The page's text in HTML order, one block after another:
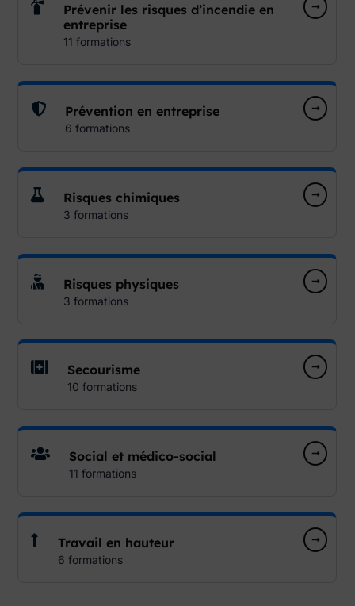
Prévenir les risques d’incendie en
entreprise
11 formations
Prévention en entreprise
6 formations
Risques chimiques
3 formations
Risques physiques
3 formations
Secourisme
10 formations
Social et médico-social
11 formations
Travail en hauteur
6 formations